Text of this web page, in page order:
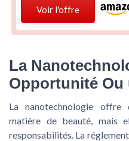
Voir l'offre
La
Opportunité Ou
La nanotechnologie offre
matière de beauté, mais
responsabilités. La